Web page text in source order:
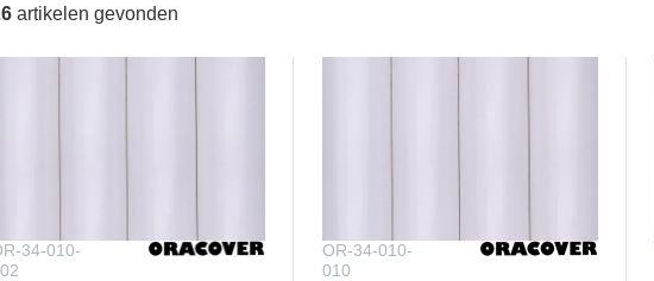
artikelen gevonden
34-010-
OR-34-010-
010